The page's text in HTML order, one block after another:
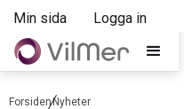
Min sida Logga in
ForsidenNyheter